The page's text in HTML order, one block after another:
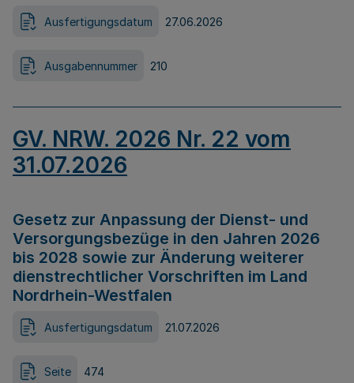
Ausfertigungsdatum 27.06.2026
Ausgabennummer 210
GV. NRW. 2026 Nr. 22 vom
31.07.2026
Gesetz zur Anpassung der Dienst- und
Versorgungsbezüge in den Jahren 2026
bis 2028 sowie zur Änderung weiterer
dienstrechtlicher Vorschriften im Land
Nordrhein-Westfalen
Ausfertigungsdatum 21.07.2026
Seite 474